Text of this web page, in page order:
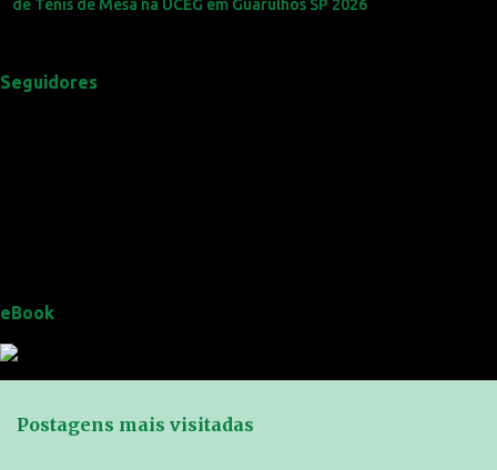
de Tênis de Mesa na UCEG em Guarulhos SP 2026
Seguidores
eBook
Postagens mais visitadas